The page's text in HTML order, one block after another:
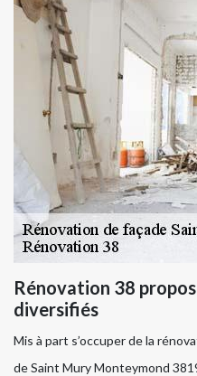
Rénovation 38
diversifiés
Mis à part s’occuper de la
de Saint Mury Monteymond